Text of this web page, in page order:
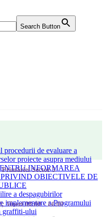
Search Button
procedurii de evaluare a
proiecte asupra mediului
INFORMAREA
OBIECTIVELE DE
a despagubirilor
implementare a Programului
graffiti-ului
Sector 5
Vineri 08:00 - 14:00